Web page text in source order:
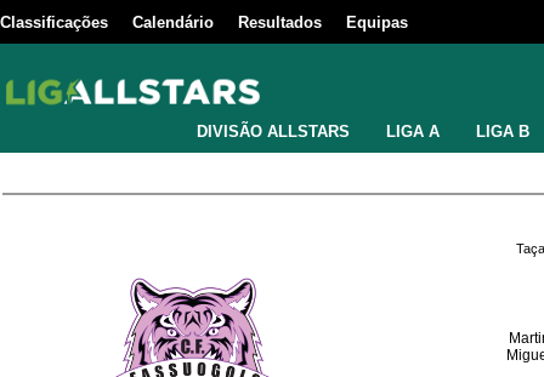
Classificações Calendário Resultados Equipas
DIVISÃO ALLSTARS LIGA A LIGA B